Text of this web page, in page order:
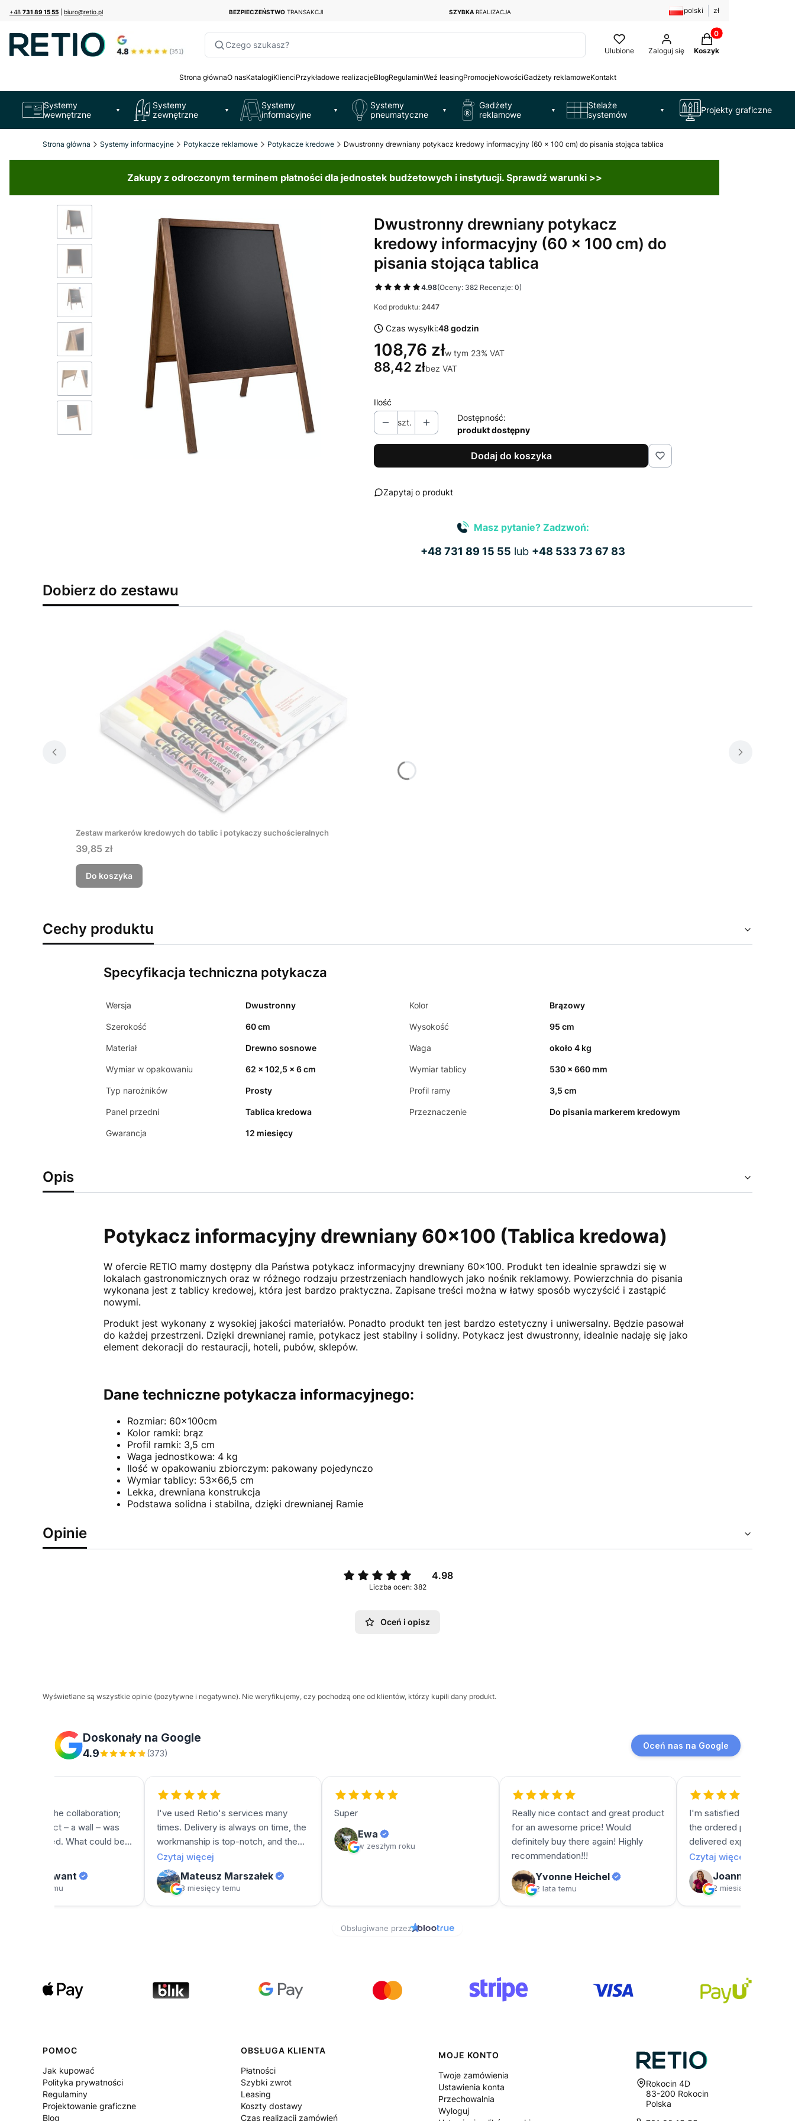
+48 731 89 15 55 biuro@retio.pl BEZPIECZEŃSTWO TRANSAKCJI SZYBKAREALIZACJA polski zł
Czego szukasz?
Ulubione Zaloguj się
Produkty w koszyku:
Koszyk
Strona głównaO nasKatalogiKlienciPrzykładowe realizacjeBlogRegulaminWeź leasingPromocjeNowościGadżety reklamoweKontakt
Systemy
wewnętrzne
▼
Systemy
zewnętrzne
▼
Systemy
informacyjne
▼
Systemy
pneumatyczne
▼
Gadżety
reklamowe
▼
Stelaże
systemów
▼ Projekty graficzne
Strona główna Systemy informacyjne Potykacze reklamowe Potykacze kredowe Dwustronny drewniany potykacz kredowy informacyjny (60 x 100 cm) do pisania stojąca tablica
Zakupy z odroczonym terminem płatności dla jednostek budżetowych i instytucji. Sprawdź warunki >>
Dwustronny drewniany potykacz
kredowy informacyjny (60 x 100 cm) do
pisania stojąca tablica
4.98(Oceny: 382 Recenzje: 0)
Kod produktu: 2447
Czas wysyłki:48 godzin
108,76 złw tym 23% VAT
w tym 23% VAT
88,42 złbez VAT
Ilość
szt.
Dostępność:
produkt dostępny
Dodaj do koszyka
Zapytaj o produkt
Masz pytanie? Zadzwoń:
+48 731 89 15 55 lub +48 533 73 67 83
Dobierz do zestawu
Zestaw markerów kredowych do tablic i potykaczy suchościeralnych
Cena
39,85 zł
Do koszyka
Cechy produktu
Specyfikacja techniczna potykacza
Wersja Dwustronny Kolor Brązowy
Szerokość 60 cm Wysokość 95 cm
Materiał Drewno sosnowe Waga około 4 kg
Wymiar w opakowaniu 62 x 102,5 x 6 cm Wymiar tablicy 530 x 660 mm
Typ narożników Prosty Profil ramy 3,5 cm
Panel przedni Tablica kredowa Przeznaczenie Do pisania markerem kredowym
Gwarancja 12 miesięcy
Opis
Potykacz informacyjny drewniany 60x100 (Tablica kredowa)
W ofercie RETIO mamy dostępny dla Państwa potykacz informacyjny drewniany 60x100. Produkt ten idealnie sprawdzi się w
lokalach gastronomicznych oraz w różnego rodzaju przestrzeniach handlowych jako nośnik reklamowy. Powierzchnia do pisania
wykonana jest z tablicy kredowej, która jest bardzo praktyczna. Zapisane treści można w łatwy sposób wyczyścić i zastąpić
nowymi.
Produkt jest wykonany z wysokiej jakości materiałów. Ponadto produkt ten jest bardzo estetyczny i uniwersalny. Będzie pasował
do każdej przestrzeni. Dzięki drewnianej ramie, potykacz jest stabilny i solidny. Potykacz jest dwustronny, idealnie nadaję się jako
element dekoracji do restauracji, hoteli, pubów, sklepów.
Dane techniczne potykacza informacyjnego:
Rozmiar: 60x100cm
Kolor ramki: brąz
Profil ramki: 3,5 cm
Waga jednostkowa: 4 kg
Ilość w opakowaniu zbiorczym: pakowany pojedynczo
Wymiar tablicy: 53x66,5 cm
Lekka, drewniana konstrukcja
Podstawa solidna i stabilna, dzięki drewnianej Ramie
Opinie
4.98
Liczba ocen: 382
Oceń i opisz
Wyświetlane są wszystkie opinie (pozytywne i negatywne). Nie weryfikujemy, czy pochodzą one od klientów, którzy kupili dany produkt.
POMOC
Jak kupować
Polityka prywatności
Regulaminy
Projektowanie graficzne
Blog
OBSŁUGA KLIENTA
Płatności
Szybki zwrot
Leasing
Koszty dostawy
Czas realizacji zamówień
MOJE KONTO
Twoje zamówienia
Ustawienia konta
Przechowalnia
Wyloguj
Adres:
Rokocin 4D
83-200 Rokocin
Polska